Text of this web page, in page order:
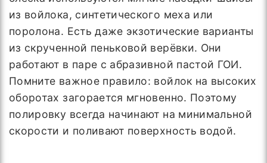
из войлока, синтетического меха или
поролона. Есть даже экзотические варианты
из скрученной пеньковой верёвки. Они
работают в паре с абразивной пастой ГОИ.
Помните важное правило: войлок на высоких
оборотах загорается мгновенно. Поэтому
полировку всегда начинают на минимальной
скорости и поливают поверхность водой.